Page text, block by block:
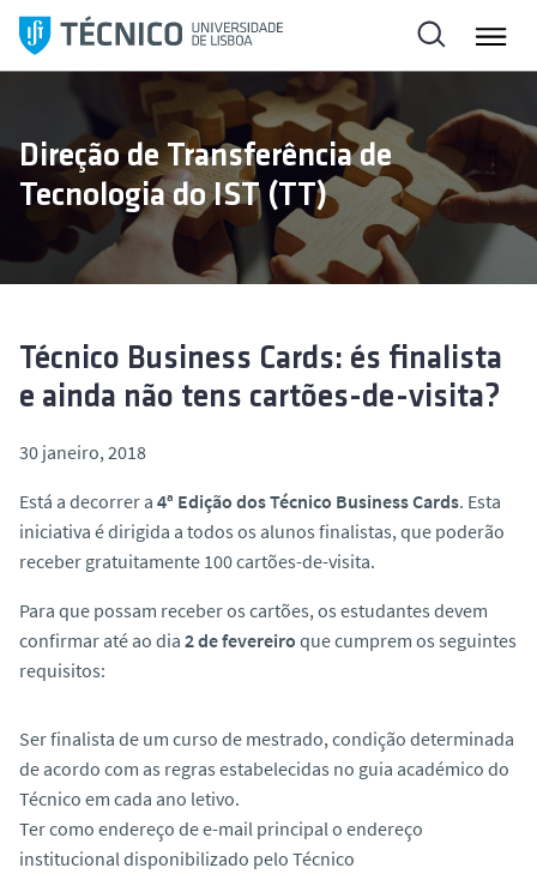
l
a
Direção de Transferência de
Tecnologia do IST (TT)
Técnico Business Cards: és finalista
e ainda não tens cartões-de-visita?
30 janeiro, 2018
Está a decorrer a 4ª Edição dos Técnico Business Cards. Esta
iniciativa é dirigida a todos os alunos finalistas, que poderão
receber gratuitamente 100 cartões-de-visita.
Para que possam receber os cartões, os estudantes devem
confirmar até ao dia 2 de fevereiro que cumprem os seguintes
requisitos:
Ser finalista de um curso de mestrado, condição determinada
de acordo com as regras estabelecidas no guia académico do
Técnico em cada ano letivo.
Ter como endereço de e-mail principal o endereço
institucional disponibilizado pelo Técnico